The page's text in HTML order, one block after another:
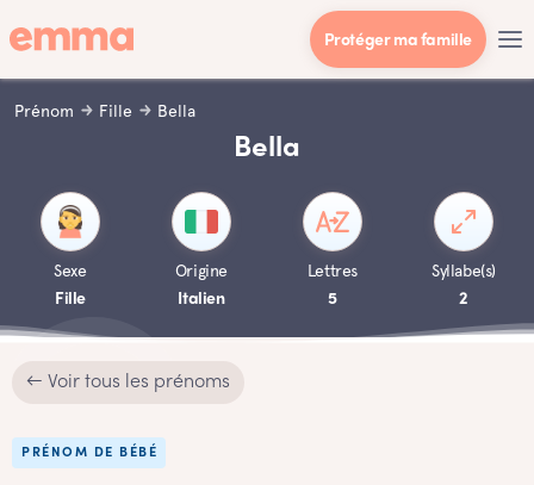
Protéger ma famille
Prénom Fille Bella
Bella
Sexe
Fille
Origine
Italien
Lettres
5
Syllabe(s)
2
← Voir tous les prénoms
PRÉNOM DE BÉBÉ